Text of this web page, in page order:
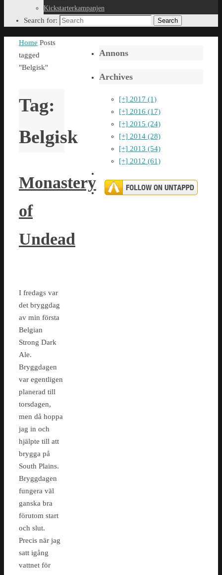
Kickstarterkampanjen
Search for: Search
Home Posts
tagged
"Belgisk"
Tag:
Belgisk
Monastery
of
Undead
I fredags var
det bryggdag
av min första
Belgian
Strong Dark
Ale.
Bryggdagen
var egentligen
planerad till
torsdagen,
men då hoppa
jag in och
hjälpte till att
brygga på
South Plains.
Bryggdagen
fungera väl
ganska bra
förutom start
och slut.
Precis när jag
satt igång
vattnet för
Annons
Archives
[+] 2017 (1)
[+] 2016 (17)
[+] 2015 (24)
[+] 2014 (28)
[+] 2013 (54)
[+] 2012 (61)